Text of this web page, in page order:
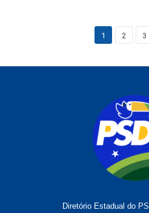
1 2 3
Diretório Estadual do